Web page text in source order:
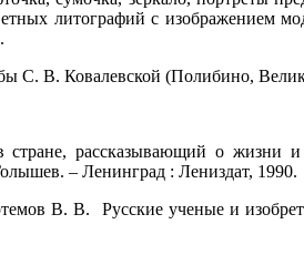
литографий с изображением
С. В. Ковалевской (Полибино,
рассказывающий о жизни
– Ленинград : Лениздат,
В. В. Русские ученые и